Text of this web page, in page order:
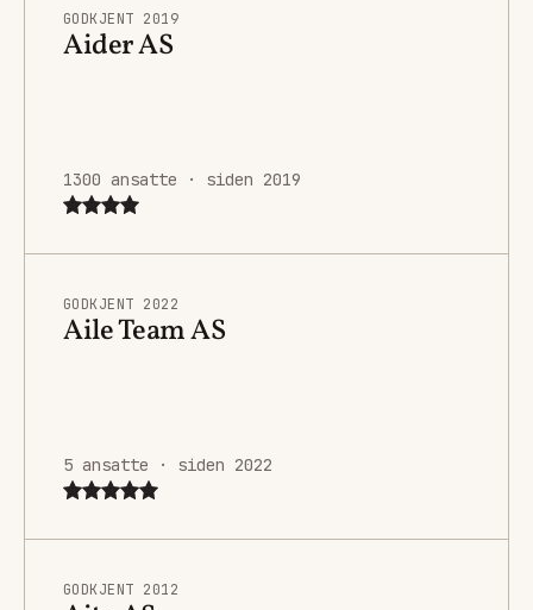
GODKJENT 2019
Aider AS
1300 ansatte · siden 2019
GODKJENT 2022
Aile Team AS
5 ansatte · siden 2022
GODKJENT 2012